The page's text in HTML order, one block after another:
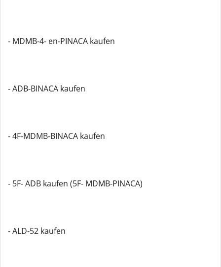
- MDMB-4- en-PINACA kaufen
- ADB-BINACA kaufen
- 4F-MDMB-BINACA kaufen
- 5F- ADB kaufen (5F- MDMB-PINACA)
- ALD-52 kaufen